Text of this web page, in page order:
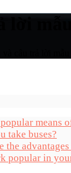
lời
và câu trả lời
means
take buses?
the
popular in